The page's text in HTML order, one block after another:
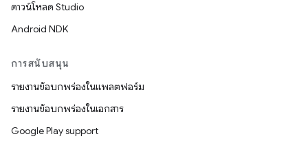
ดาวน์โหลด Studio
Android NDK
การสนับสนุน
รายงานข้อบกพร่องในแพลตฟอร์ม
รายงานข้อบกพร่องในเอกสาร
Google Play support